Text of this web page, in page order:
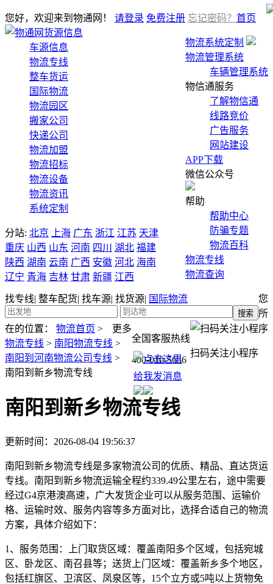
您好，欢迎来到物通网！ 请登录 免费注册 忘记密码？
物流系统定制
物流管理系统
车辆管理系统
物信通服务
了解物信通
线路竞价
广告服务
网站建设
APP下载
微信公众号
帮助
帮助中心
防骗专题
物流百科
物流专线
物流查询
找专线| 整车配货| 找车源| 找货源| 国际物流
全国客服热线
400-010-5656
扫码关注小程序
首页
货源信息
车源信息
物流专线
整车货运
国际物流
物流园区
搬家公司
快递公司
物流加盟
物流招标
物流设备
物流资讯
系统定制
分站: 北京 上海 广东 浙江 江苏 天津
重庆 山西 山东 河南 四川 湖北 福建
陕西 湖南 云南 广西 安徽 河北 海南
辽宁 青海 吉林 甘肃 新疆 江西
更多
您
所
在的位置：
物流首页 >
物流专线 > 南阳物流专线 >
南阳到河南物流公司专线 >
南阳到新乡物流专线
南阳到新乡物流专线
更新时间：2026-08-04 19:56:37
南阳到新乡物流专线是多家物流公司的优质、精品、直达货运
专线。南阳到新乡物流运输全程约339.49公里左右，途中需要
经过G4京港澳高速，广大发货企业可以从服务范围、运输价
格、运输时效、服务内容等多方面对比，选择合适自己的物流
方案，具体介绍如下：
1、服务范围：
上门取货区域：覆盖南阳多个区域，包括宛城
区、卧龙区、南召县等；送货上门区域：覆盖新乡多个地区，
包括红旗区、卫滨区、凤泉区等，15个立方或5吨以上货物免